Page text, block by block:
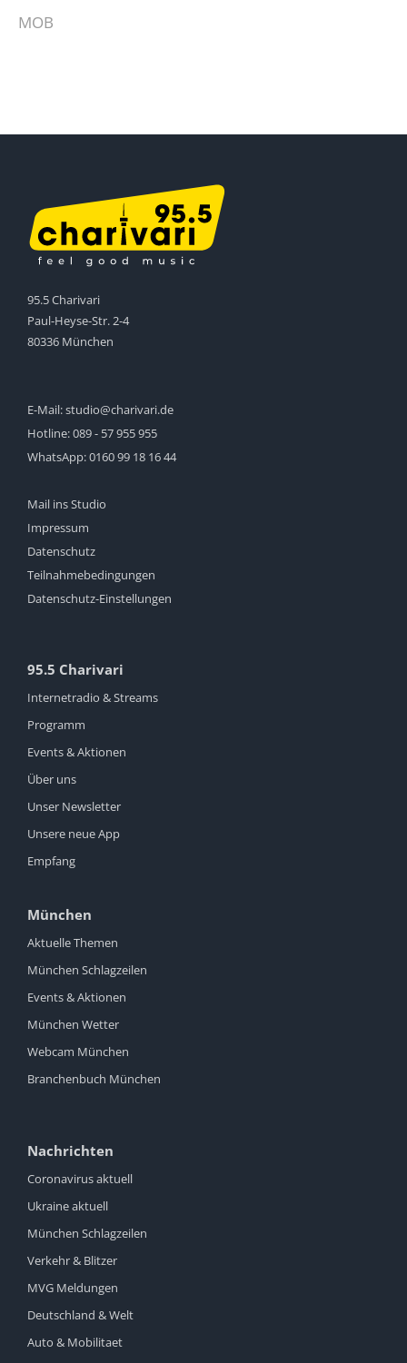
MOB
95.5 Charivari
Paul-Heyse-Str. 2-4
80336 München
E-Mail:studio@charivari.de
Hotline:089 - 57 955 955
WhatsApp:0160 99 18 16 44
Mail ins Studio
Impressum
Datenschutz
Teilnahmebedingungen
Datenschutz-Einstellungen
95.5 Charivari
Internetradio & Streams
Programm
Events & Aktionen
Über uns
Unser Newsletter
Unsere neue App
Empfang
München
Aktuelle Themen
München Schlagzeilen
Events & Aktionen
München Wetter
Webcam München
Branchenbuch München
Nachrichten
Coronavirus aktuell
Ukraine aktuell
München Schlagzeilen
Verkehr & Blitzer
MVG Meldungen
Deutschland & Welt
Auto & Mobilitaet